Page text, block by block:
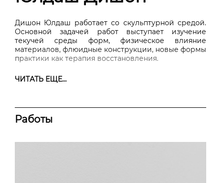
Дишон Юлдаш работает со скульптурной средой.
Основной задачей работ выступает изучение
текучей среды форм, физическое влияние
материалов, флюидные конструкции, новые формы
практики как терапия восстановления.
ЧИТАТЬ ЕЩЕ...
Работы